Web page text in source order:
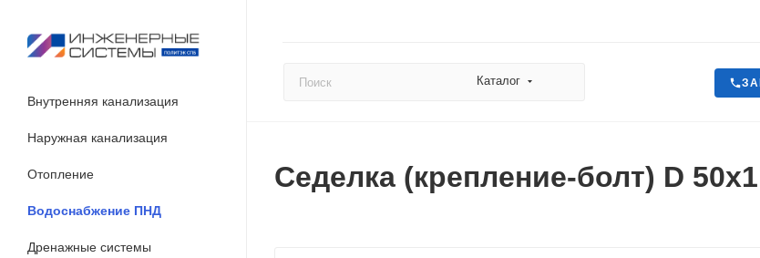
Каталог
Внутренняя канализация
Наружная канализация
Отопление
Водоснабжение ПНД
Дренажные системы
Седелка (крепление-болт) D